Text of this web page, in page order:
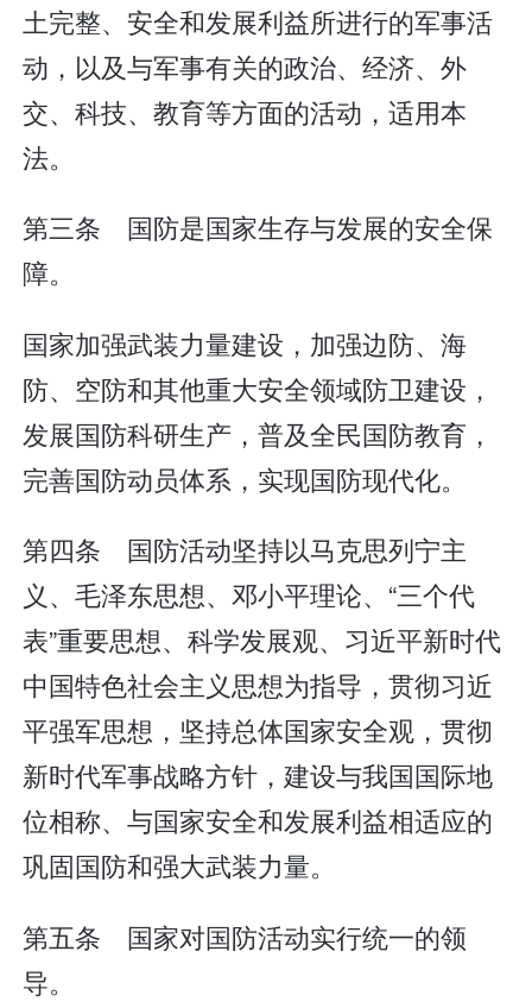
土完整、安全和发展利益所进行的军事活
动，以及与军事有关的政治、经济、外
交、科技、教育等方面的活动，适用本
法。
第三条 国防是国家生存与发展的安全保
障。
国家加强武装力量建设，加强边防、海
防、空防和其他重大安全领域防卫建设，
发展国防科研生产，普及全民国防教育，
完善国防动员体系，实现国防现代化。
第四条 国防活动坚持以马克思列宁主
义、毛泽东思想、邓小平理论、“三个代
表”重要思想、科学发展观、习近平新时代
中国特色社会主义思想为指导，贯彻习近
平强军思想，坚持总体国家安全观，贯彻
新时代军事战略方针，建设与我国国际地
位相称、与国家安全和发展利益相适应的
巩固国防和强大武装力量。
第五条 国家对国防活动实行统一的领
导。